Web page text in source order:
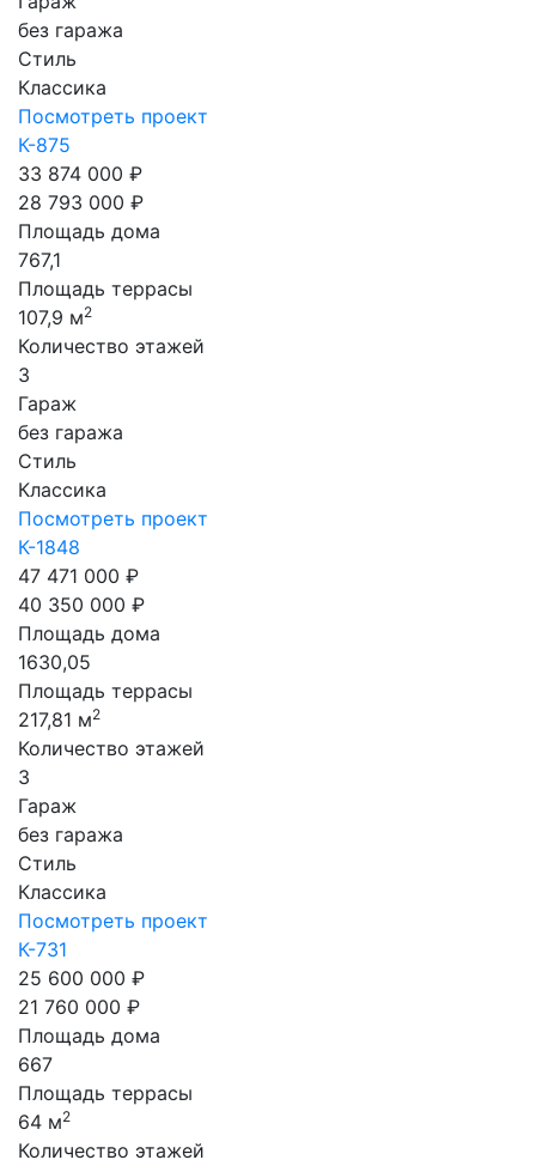
без гаража
Стиль
Классика
Посмотреть проект
К-875
33 874 000 ₽
28 793 000 ₽
Площадь дома
767,1
Площадь террасы
107,9 м2
Количество этажей
3
Гараж
без гаража
Стиль
Классика
Посмотреть проект
К-1848
47 471 000 ₽
40 350 000 ₽
Площадь дома
1630,05
Площадь террасы
217,81 м2
Количество этажей
3
Гараж
без гаража
Стиль
Классика
Посмотреть проект
К-731
25 600 000 ₽
21 760 000 ₽
Площадь дома
667
Площадь террасы
64 м2
Количество этажей